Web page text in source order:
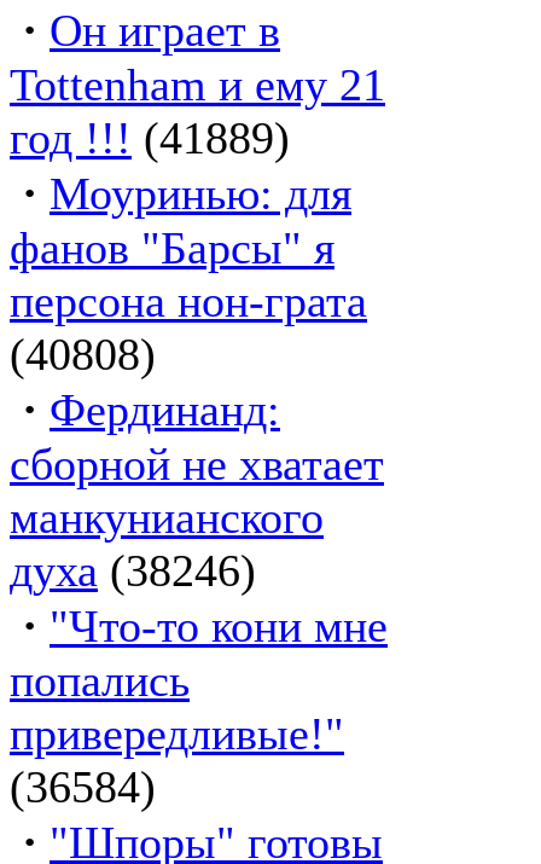
· Он играет в
Tottenham и ему 21
год !!! (41889)
· Моуринью: для
фанов "Барсы" я
персона нон-грата
(40808)
· Фердинанд:
сборной не хватает
манкунианского
духа (38246)
· "Что-то кони мне
попались
привередливые!"
(36584)
· "Шпоры" готовы